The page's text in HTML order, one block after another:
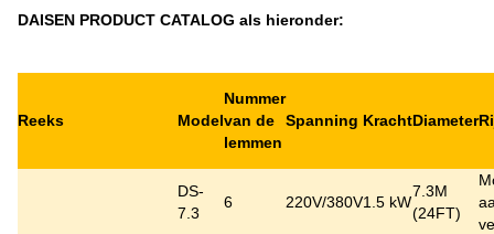
DAISEN PRODUCT CATALOG als hieronder:
Reeks Model
Nummer
van de
lemmen
Spanning KrachtDiameter
DS-
7.3
6 220V/380V1.5 kW
7.3M
(24FT)